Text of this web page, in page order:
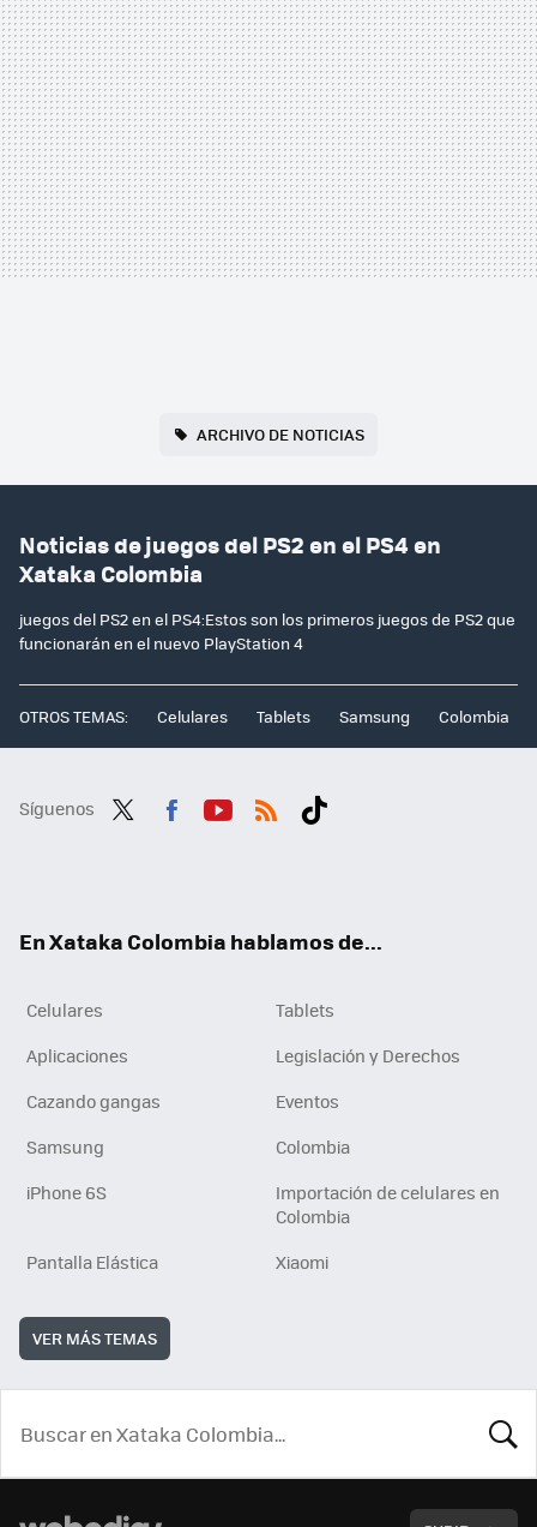
ARCHIVO DE NOTICIAS
Noticias de juegos del PS2 en el PS4 en
Xataka Colombia
juegos del PS2 en el PS4:Estos son los primeros juegos de PS2 que
funcionarán en el nuevo PlayStation 4
OTROS TEMAS: Celulares Tablets Samsung Colombia
Síguenos
En Xataka Colombia hablamos de...
Celulares
Tablets
Aplicaciones
Legislación y Derechos
Cazando gangas
Eventos
Samsung
Colombia
iPhone 6S
Importación de celulares en
Colombia
Pantalla Elástica
Xiaomi
VER MÁS TEMAS